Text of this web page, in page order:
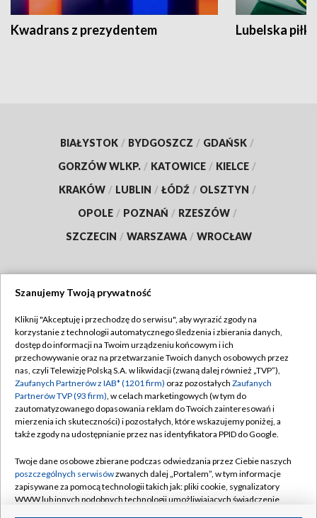
Kwadrans z prezydentem Lubelska piłka
BIAŁYSTOK / BYDGOSZCZ / GDAŃSK /
GORZÓW WLKP. / KATOWICE / KIELCE /
KRAKÓW / LUBLIN / ŁÓDŹ / OLSZTYN /
OPOLE / POZNAŃ / RZESZÓW /
SZCZECIN / WARSZAWA / WROCŁAW
TVP
Abonament TVP
Emisja w TVP
Centrum informacji TVP
Naziemna Telewizja Cyfrowa
Rada Programowa
System NOS
Regulamin TVP
Polityka prywatności
Moje zgody
Pomoc
Kontakt
Szanujemy Twoją prywatność
Kliknij "Akceptuję i przechodzę do serwisu", aby wyrazić zgody na
korzystanie z technologii automatycznego śledzenia i zbierania danych,
dostęp do informacji na Twoim urządzeniu końcowym i ich
przechowywanie oraz na przetwarzanie Twoich danych osobowych przez
nas, czyli Telewizję Polską S.A. w likwidacji (zwaną dalej również „TVP”),
Zaufanych Partnerów z IAB* (1201 firm) oraz pozostałych Zaufanych
Partnerów TVP (93 firm), w celach marketingowych (w tym do
zautomatyzowanego dopasowania reklam do Twoich zainteresowań i
mierzenia ich skuteczności) i pozostałych, które wskazujemy poniżej, a
także zgody na udostępnianie przez nas identyfikatora PPID do Google.
Twoje dane osobowe zbierane podczas odwiedzania przez Ciebie naszych
poszczególnych serwisówzwanych dalej „Portalem”, w tym informacje
zapisywane za pomocą technologii takich jak: pliki cookie, sygnalizatory
WWW lub innych podobnych technologii umożliwiających świadczenie